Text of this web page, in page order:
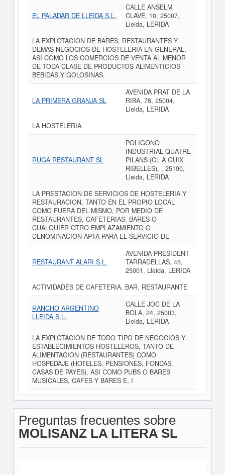
EL PALADAR DE LLEIDA S.L.
CALLE ANSELM
CLAVE, 10, 25007,
Lleida, LERIDA
LA EXPLOTACION DE BARES, RESTAURANTES Y
DEMAS NEGOCIOS DE HOSTELERIA EN GENERAL,
ASI COMO LOS COMERCIOS DE VENTA AL MENOR
DE TODA CLASE DE PRODUCTOS ALIMENTICIOS
BEBIDAS Y GOLOSINAS.
LA PRIMERA GRANJA SL
AVENIDA PRAT DE LA
RIBA, 78, 25004,
Lleida, LERIDA
LA HOSTELERIA.
RUGA RESTAURANT SL
POLIGONO
INDUSTRIAL QUATRE
PILANS (CL A GUIX
RIBELLES), , 25190,
Lleida, LERIDA
LA PRESTACION DE SERVICIOS DE HOSTELERIA Y
RESTAURACION, TANTO EN EL PROPIO LOCAL
COMO FUERA DEL MISMO, POR MEDIO DE
RESTAURANTES, CAFETERIAS, BARES O
CUALQUIER OTRO EMPLAZAMIENTO O
DENOMINACION APTA PARA EL SERVICIO DE
RESTAURANT ALARI S.L.
AVENIDA PRESIDENT
TARRADELLAS, 45,
25001, Lleida, LERIDA
ACTIVIDADES DE CAFETERIA, BAR, RESTAURANTE
RANCHO ARGENTINO
LLEIDA S.L.
CALLE JOC DE LA
BOLA, 24, 25003,
Lleida, LERIDA
LA EXPLOTACION DE TODO TIPO DE NEGOCIOS Y
ESTABLECIMIENTOS HOSTELEROS, TANTO DE
ALIMENTACION (RESTAURANTES) COMO
HOSPEDAJE (HOTELES, PENSIONES, FONDAS,
CASAS DE PAYES), ASI COMO PUBS O BARES
MUSICALES, CAFES Y BARES E, I
Preguntas frecuentes sobre
MOLISANZ LA LITERA SL